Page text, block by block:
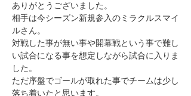
ありがとうございました。
相手は今シーズン新規参入のミラクルスマイ
ルさん。
対戦した事が無い事や開幕戦という事で難し
い試合になる事を想定しながら試合に入りま
した。
ただ序盤でゴールが取れた事でチームは少し
落ち着いたと思います。